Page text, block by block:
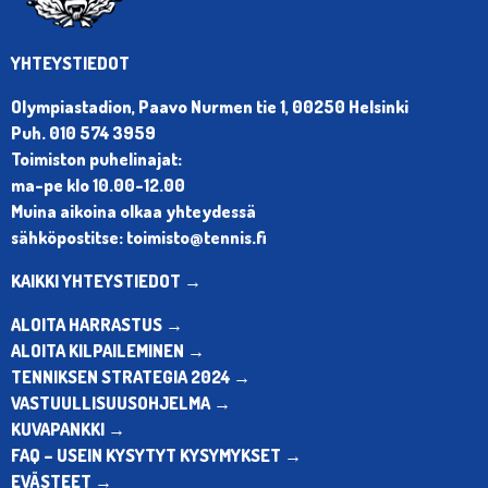
YHTEYSTIEDOT
Olympiastadion, Paavo Nurmen tie 1, 00250 Helsinki
Puh. 010 574 3959
Toimiston puhelinajat:
ma-pe klo 10.00-12.00
Muina aikoina olkaa yhteydessä
sähköpostitse: toimisto@tennis.fi
KAIKKI YHTEYSTIEDOT →
ALOITA HARRASTUS →
ALOITA KILPAILEMINEN →
TENNIKSEN STRATEGIA 2024 →
VASTUULLISUUSOHJELMA →
KUVAPANKKI →
FAQ – USEIN KYSYTYT KYSYMYKSET →
EVÄSTEET →